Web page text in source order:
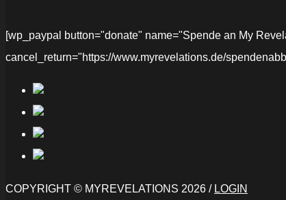
[wp_paypal button="donate" name="Spende an My
cancel_return="https://www.myrevelations.de/
COPYRIGHT © MYREVELATIONS 2026 / LOGIN